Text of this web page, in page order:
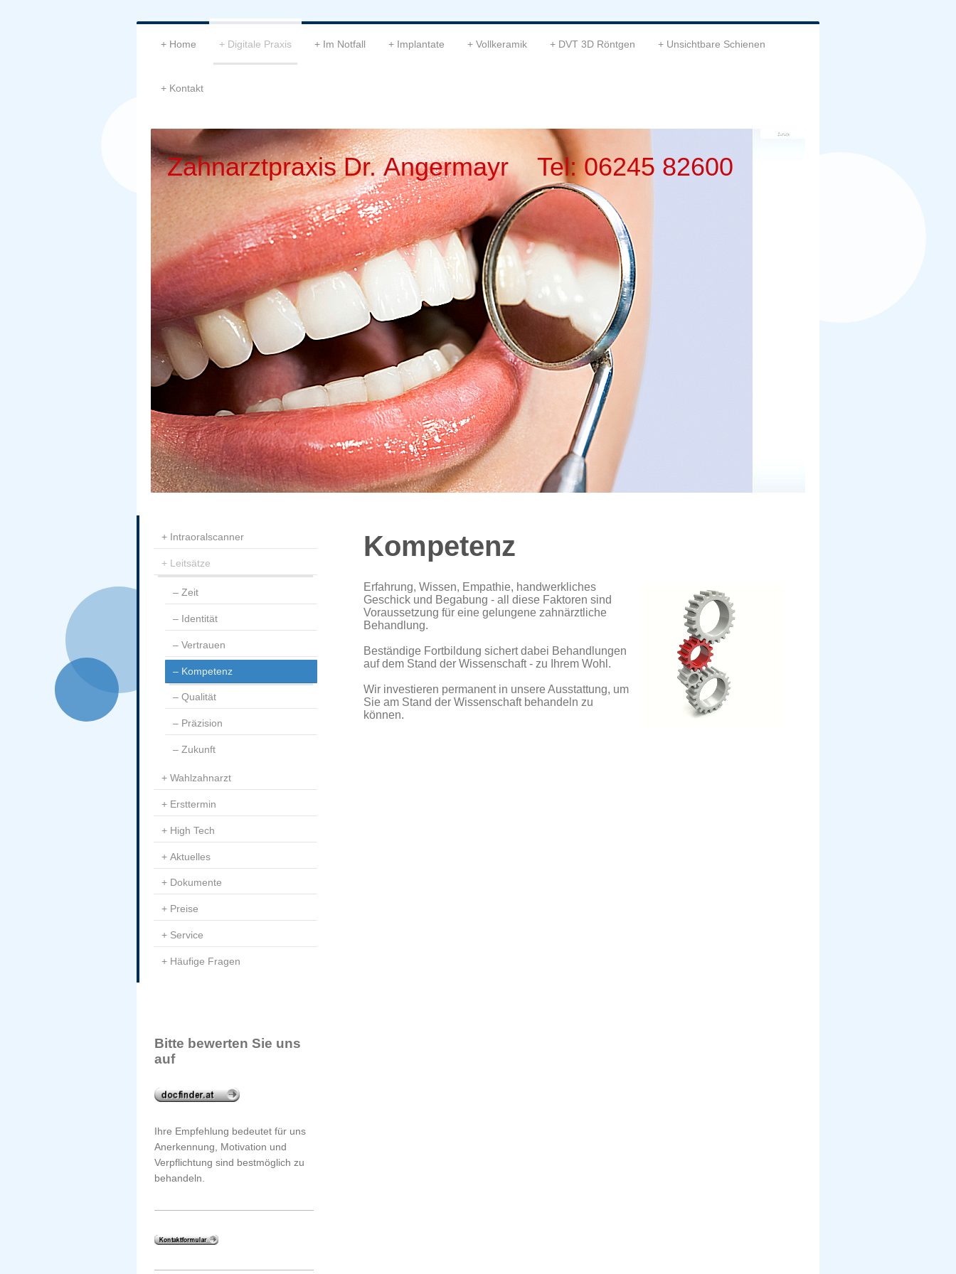
Home Digitale Praxis Im Notfall Implantate Vollkeramik DVT 3D Röntgen Unsichtbare Schienen
Kontakt
Zahnarztpraxis Dr. Angermayr Tel: 06245 82600
Kompetenz
Erfahrung, Wissen, Empathie, handwerkliches
Geschick und Begabung - all diese Faktoren sind
Voraussetzung für eine gelungene zahnärztliche
Behandlung.
Beständige Fortbildung sichert dabei Behandlungen
auf dem Stand der Wissenschaft - zu Ihrem Wohl.
Wir investieren permanent in unsere Ausstattung, um
Sie am Stand der Wissenschaft behandeln zu
können.
Intraoralscanner
Leitsätze
Zeit
Identität
Vertrauen
Kompetenz
Qualität
Präzision
Zukunft
Wahlzahnarzt
Ersttermin
High Tech
Aktuelles
Dokumente
Preise
Service
Häufige Fragen
Bitte bewerten Sie uns
auf
Ihre Empfehlung bedeutet für uns
Anerkennung, Motivation und
Verpflichtung sind bestmöglich zu
behandeln.